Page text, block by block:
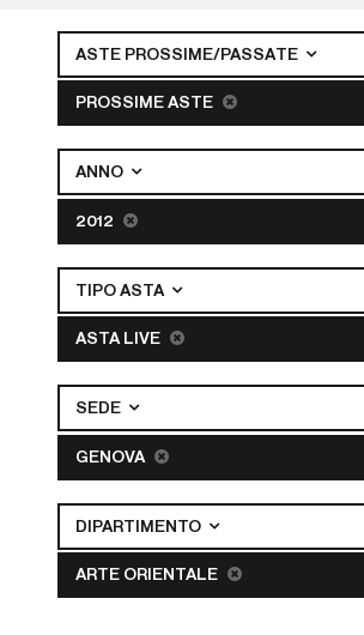
ASTE PROSSIME/PASSATE
PROSSIME ASTE
ANNO
2012
TIPO ASTA
ASTA LIVE
SEDE
GENOVA
DIPARTIMENTO
ARTE ORIENTALE